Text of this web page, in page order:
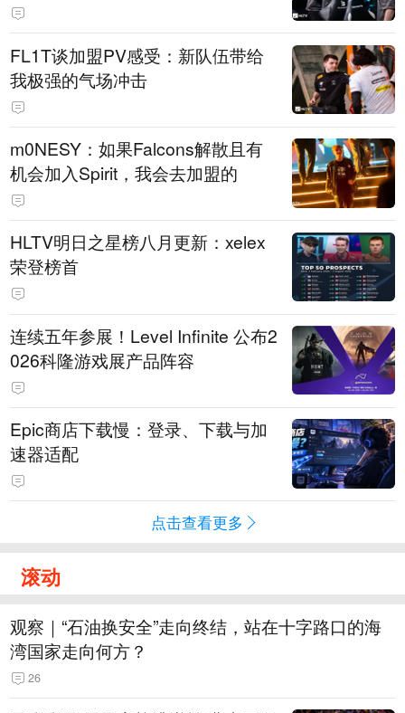
FL1T谈加盟PV感受：新队伍带给
我极强的气场冲击
m0NESY：如果Falcons解散且有
机会加入Spirit，我会去加盟的
HLTV明日之星榜八月更新：xelex
荣登榜首
连续五年参展！Level Infinite 公布2
026科隆游戏展产品阵容
Epic商店下载慢：登录、下载与加
速器适配
点击查看更多
滚动
观察｜“石油换安全”走向终结，站在十字路口的海
湾国家走向何方？
26